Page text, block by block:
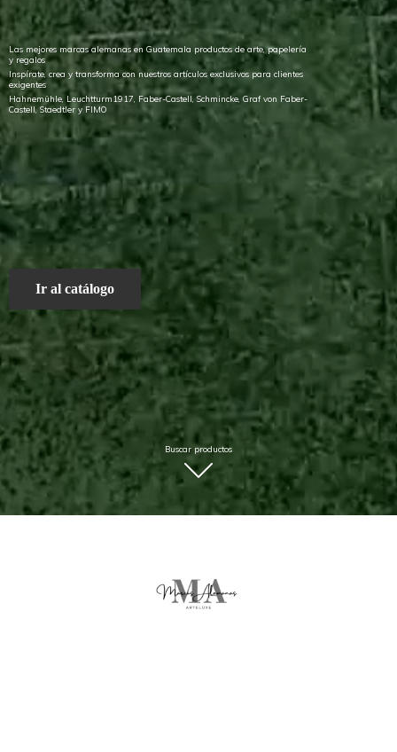
Las mejores marcas alemanas en Guatemala productos de arte, papelería
y regalos
Inspírate, crea y transforma con nuestros artículos exclusivos para clientes
exigentes
Hahnemühle, Leuchtturm1917, Faber-Castell, Schmincke, Graf von Faber-
Castell, Staedtler y FIMO
Ir al catálogo
Buscar productos